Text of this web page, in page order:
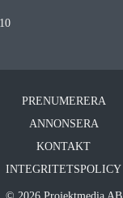
PRENUMERERA
ANNONSERA
KONTAKT
INTEGRITETSPOLICY